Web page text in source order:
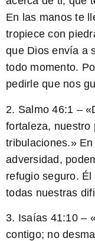
En las manos te
tropiece con
que Dios envía a
todo momento.
pedirle que nos
2. Salmo 46:1 – «
fortaleza, nuestro
tribulaciones.»
adversidad,
refugio seguro.
todas nuestras
3. Isaías 41:10 –
contigo; no